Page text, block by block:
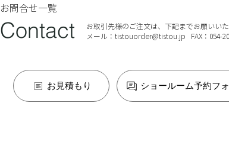
​お問合せ一覧
Contact
お取引先様のご注文は、下記までお願いいた
メール：tistouorder@tistou.jp FAX：054-
お見積もり ショールーム予約フ